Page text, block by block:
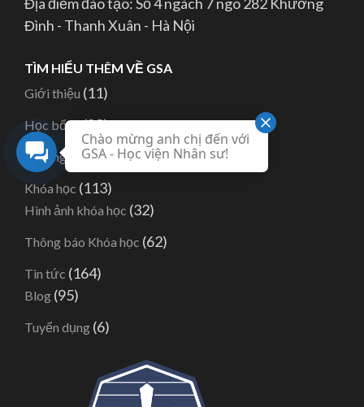
Đình - Thanh Xuân - Hà Nội
TÌM HIỂU THÊM VỀ GSA
Giới thiệu (11)
Học bổng(82)
Hướng dẫn(1)
Khóa học (113)
Hình ảnh khóa học (32)
Thông báo Khóa học (62)
Tin tức (164)
Blog (95)
Tuyển dụng (6)
Chào mừng anh chị đến với
GSA - Học viện Nhân sư!